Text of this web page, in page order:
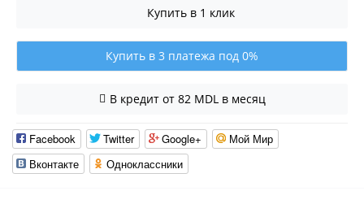
Купить в 1 клик
Купить в 3 платежа под 0%
В кредит от 82 MDL в месяц
Facebook Twitter Google+
Мой Мир
Вконтакте
Одноклассники